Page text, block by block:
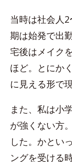
当時は社会人
期は始発で出
宅後はメイク
ほど。とにか
に見える形で
また、私は小
が強くない方
した。かとい
ングを受ける